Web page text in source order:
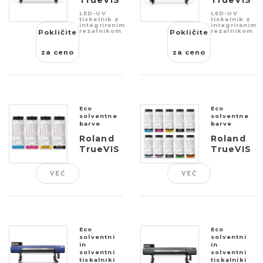
serije
LG
LED-UV
tiskalnik z
integriranim
rezalnikom
Pokličite
za ceno
serije
MG
LED-UV
tiskalnik z
integriranim
rezalnikom
Pokličite
za ceno
Eco
solventne
barve
Roland
TrueVIS
VEČ
Eco
solventne
barve
Roland
TrueVIS
VEČ
Eco
solventni
in
solventni
tiskalniki
Eco
solventni
in
solventni
tiskalniki